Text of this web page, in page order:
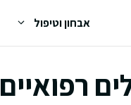
אבחון וטיפול
רפואיים